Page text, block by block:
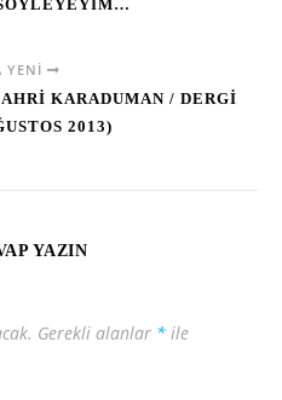
YENI
KARADUMAN / DERGİ
2013)
YAZIN
Gerekli alanlar * ile